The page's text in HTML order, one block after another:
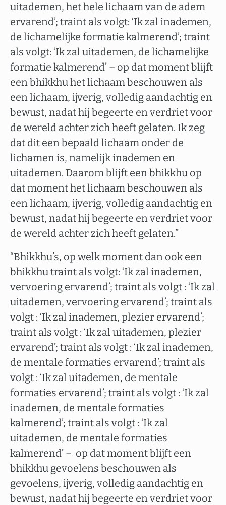
uitademen, het hele lichaam van de adem
ervarend’; traint als volgt: ‘Ik zal inademen,
de lichamelijke formatie kalmerend’; traint
als volgt: ‘Ik zal uitademen, de lichamelijke
formatie kalmerend’ – op dat moment blijft
een bhikkhu het lichaam beschouwen als
een lichaam, ijverig, volledig aandachtig en
bewust, nadat hij begeerte en verdriet voor
de wereld achter zich heeft gelaten. Ik zeg
dat dit een bepaald lichaam onder de
lichamen is, namelijk inademen en
uitademen. Daarom blijft een bhikkhu op
dat moment het lichaam beschouwen als
een lichaam, ijverig, volledig aandachtig en
bewust, nadat hij begeerte en verdriet voor
de wereld achter zich heeft gelaten.”
“Bhikkhu’s, op welk moment dan ook een
bhikkhu traint als volgt: ‘Ik zal inademen,
vervoering ervarend’; traint als volgt : ‘Ik zal
uitademen, vervoering ervarend’; traint als
volgt : ‘Ik zal inademen, plezier ervarend’;
traint als volgt : ‘Ik zal uitademen, plezier
ervarend’; traint als volgt : ‘Ik zal inademen,
de mentale formaties ervarend’; traint als
volgt : ‘Ik zal uitademen, de mentale
formaties ervarend’; traint als volgt : ‘Ik zal
inademen, de mentale formaties
kalmerend’; traint als volgt : ‘Ik zal
uitademen, de mentale formaties
kalmerend’ – op dat moment blijft een
bhikkhu gevoelens beschouwen als
gevoelens, ijverig, volledig aandachtig en
bewust, nadat hij begeerte en verdriet voor